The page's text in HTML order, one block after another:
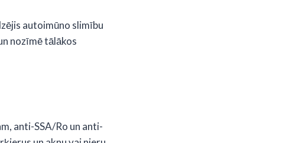
autoimūno slimību
nozīmē tālākos
anti-SSA/Ro un anti-